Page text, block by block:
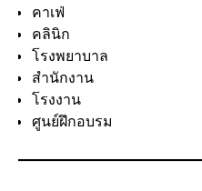
คาเฟ่
คลินิก
โรงพยาบาล
สำนักงาน
โรงงาน
ศูนย์ฝึกอบรม